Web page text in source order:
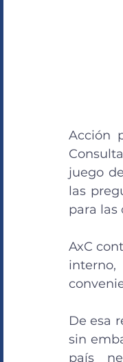
Acción
juego
las
para las
AxC
De esa
sin
país